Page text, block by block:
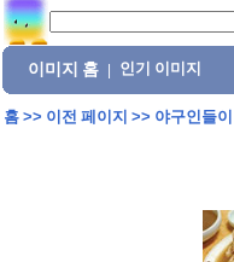
이미지 홈 인기 이미지
홈>> 이전 페이지 >> 야구인들